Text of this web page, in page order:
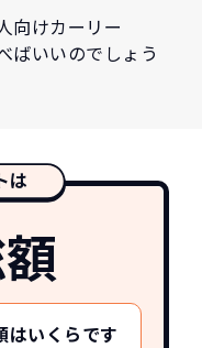
向けカーリー
ばいいのでしょう
は
はいくらです